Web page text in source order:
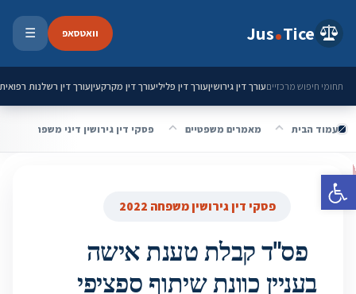
פתח סרגל נגישות
Jus Tice וואטסאפ ☰
תחומי חיפוש מרכזייםעורך דין גירושיןעורך דין פליליעורך דין מקרקעיןעורך דין רשלנות רפואית
עמוד הבית מאמרים משפטיים פסקי דין גירושין דיני משפחה 2022
פסקי דין גירושין משפחה 2022
פס"ד קבלת טענת אישה
בעניין כוונת שיתוף ספציפי